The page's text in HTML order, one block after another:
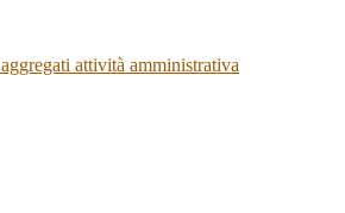
attività amministrativa